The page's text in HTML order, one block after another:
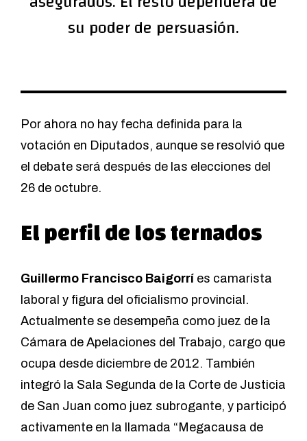
su poder de persuasión.
Por ahora no hay fecha definida para la
votación en Diputados, aunque se resolvió que
el debate será después de las elecciones del
26 de octubre.
El perfil de los ternados
Guillermo Francisco Baigorrí es camarista
laboral y figura del oficialismo provincial.
Actualmente se desempeña como juez de la
Cámara de Apelaciones del Trabajo, cargo que
ocupa desde diciembre de 2012. También
integró la Sala Segunda de la Corte de Justicia
de San Juan como juez subrogante, y participó
activamente en la llamada “Megacausa de